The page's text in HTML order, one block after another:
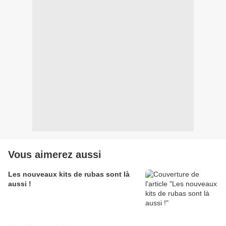
Vous aimerez aussi
Les nouveaux kits de rubas sont là
aussi !